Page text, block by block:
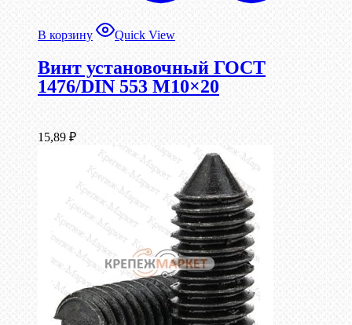
В корзину Quick View
Винт установочный ГОСТ
1476/DIN 553 М10×20
15,89 ₽